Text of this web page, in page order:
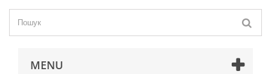
MENU